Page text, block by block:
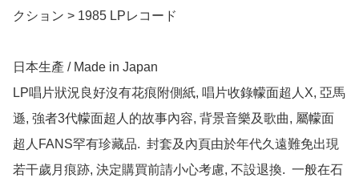
クション > 1985 LPレコード
日本生產 / Made in Japan
LP唱片狀況良好沒有花痕附側紙, 唱片收錄幪面超人X, 亞馬
遜, 強者3代幪面超人的故事內容, 背景音樂及歌曲, 屬幪面
超人FANS罕有珍藏品.  封套及內頁由於年代久遠難免出現
若干歲月痕跡, 決定購買前請小心考慮, 不設退換.  一般在石